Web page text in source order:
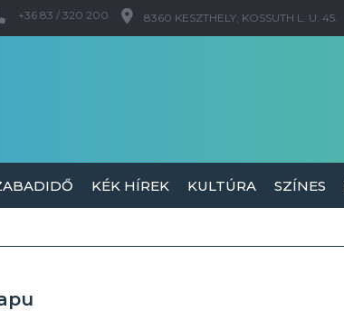
+36 83 / 320 200 8360 KESZTHELY, KOSSUTH L. U. 45.
KÉK HÍREK KULTÚRA SZÍNES